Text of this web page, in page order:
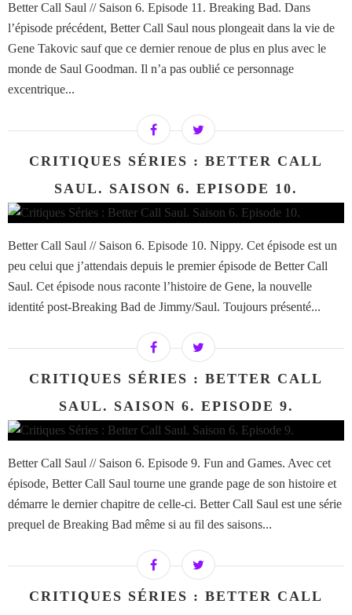
Better Call Saul // Saison 6. Episode 11. Breaking Bad. Dans
l’épisode précédent, Better Call Saul nous plongeait dans la vie de
Gene Takovic sauf que ce dernier renoue de plus en plus avec le
monde de Saul Goodman. Il n’a pas oublié ce personnage
excentrique...
CRITIQUES SÉRIES : BETTER CALL
SAUL. SAISON 6. EPISODE 10.
Better Call Saul // Saison 6. Episode 10. Nippy. Cet épisode est un
peu celui que j’attendais depuis le premier épisode de Better Call
Saul. Cet épisode nous raconte l’histoire de Gene, la nouvelle
identité post-Breaking Bad de Jimmy/Saul. Toujours présenté...
CRITIQUES SÉRIES : BETTER CALL
SAUL. SAISON 6. EPISODE 9.
Better Call Saul // Saison 6. Episode 9. Fun and Games. Avec cet
épisode, Better Call Saul tourne une grande page de son histoire et
démarre le dernier chapitre de celle-ci. Better Call Saul est une série
prequel de Breaking Bad même si au fil des saisons...
CRITIQUES SÉRIES : BETTER CALL